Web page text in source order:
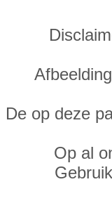
De op deze
Op al